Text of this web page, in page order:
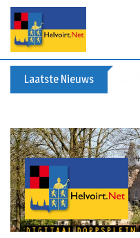
Laatste Nieuws